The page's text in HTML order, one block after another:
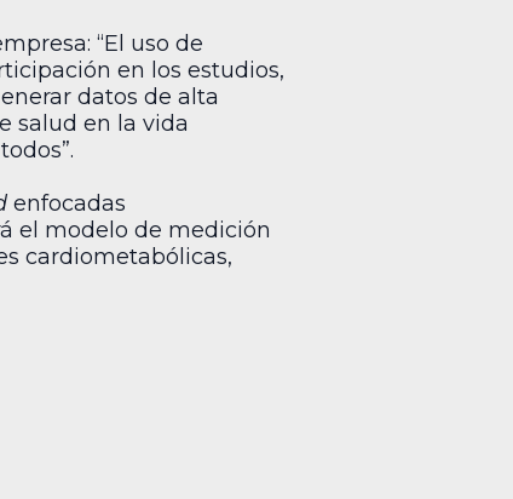
“El uso de
en los estudios,
datos de alta
salud en la vida
enfocadas
el modelo de medición
cardiometabólicas,